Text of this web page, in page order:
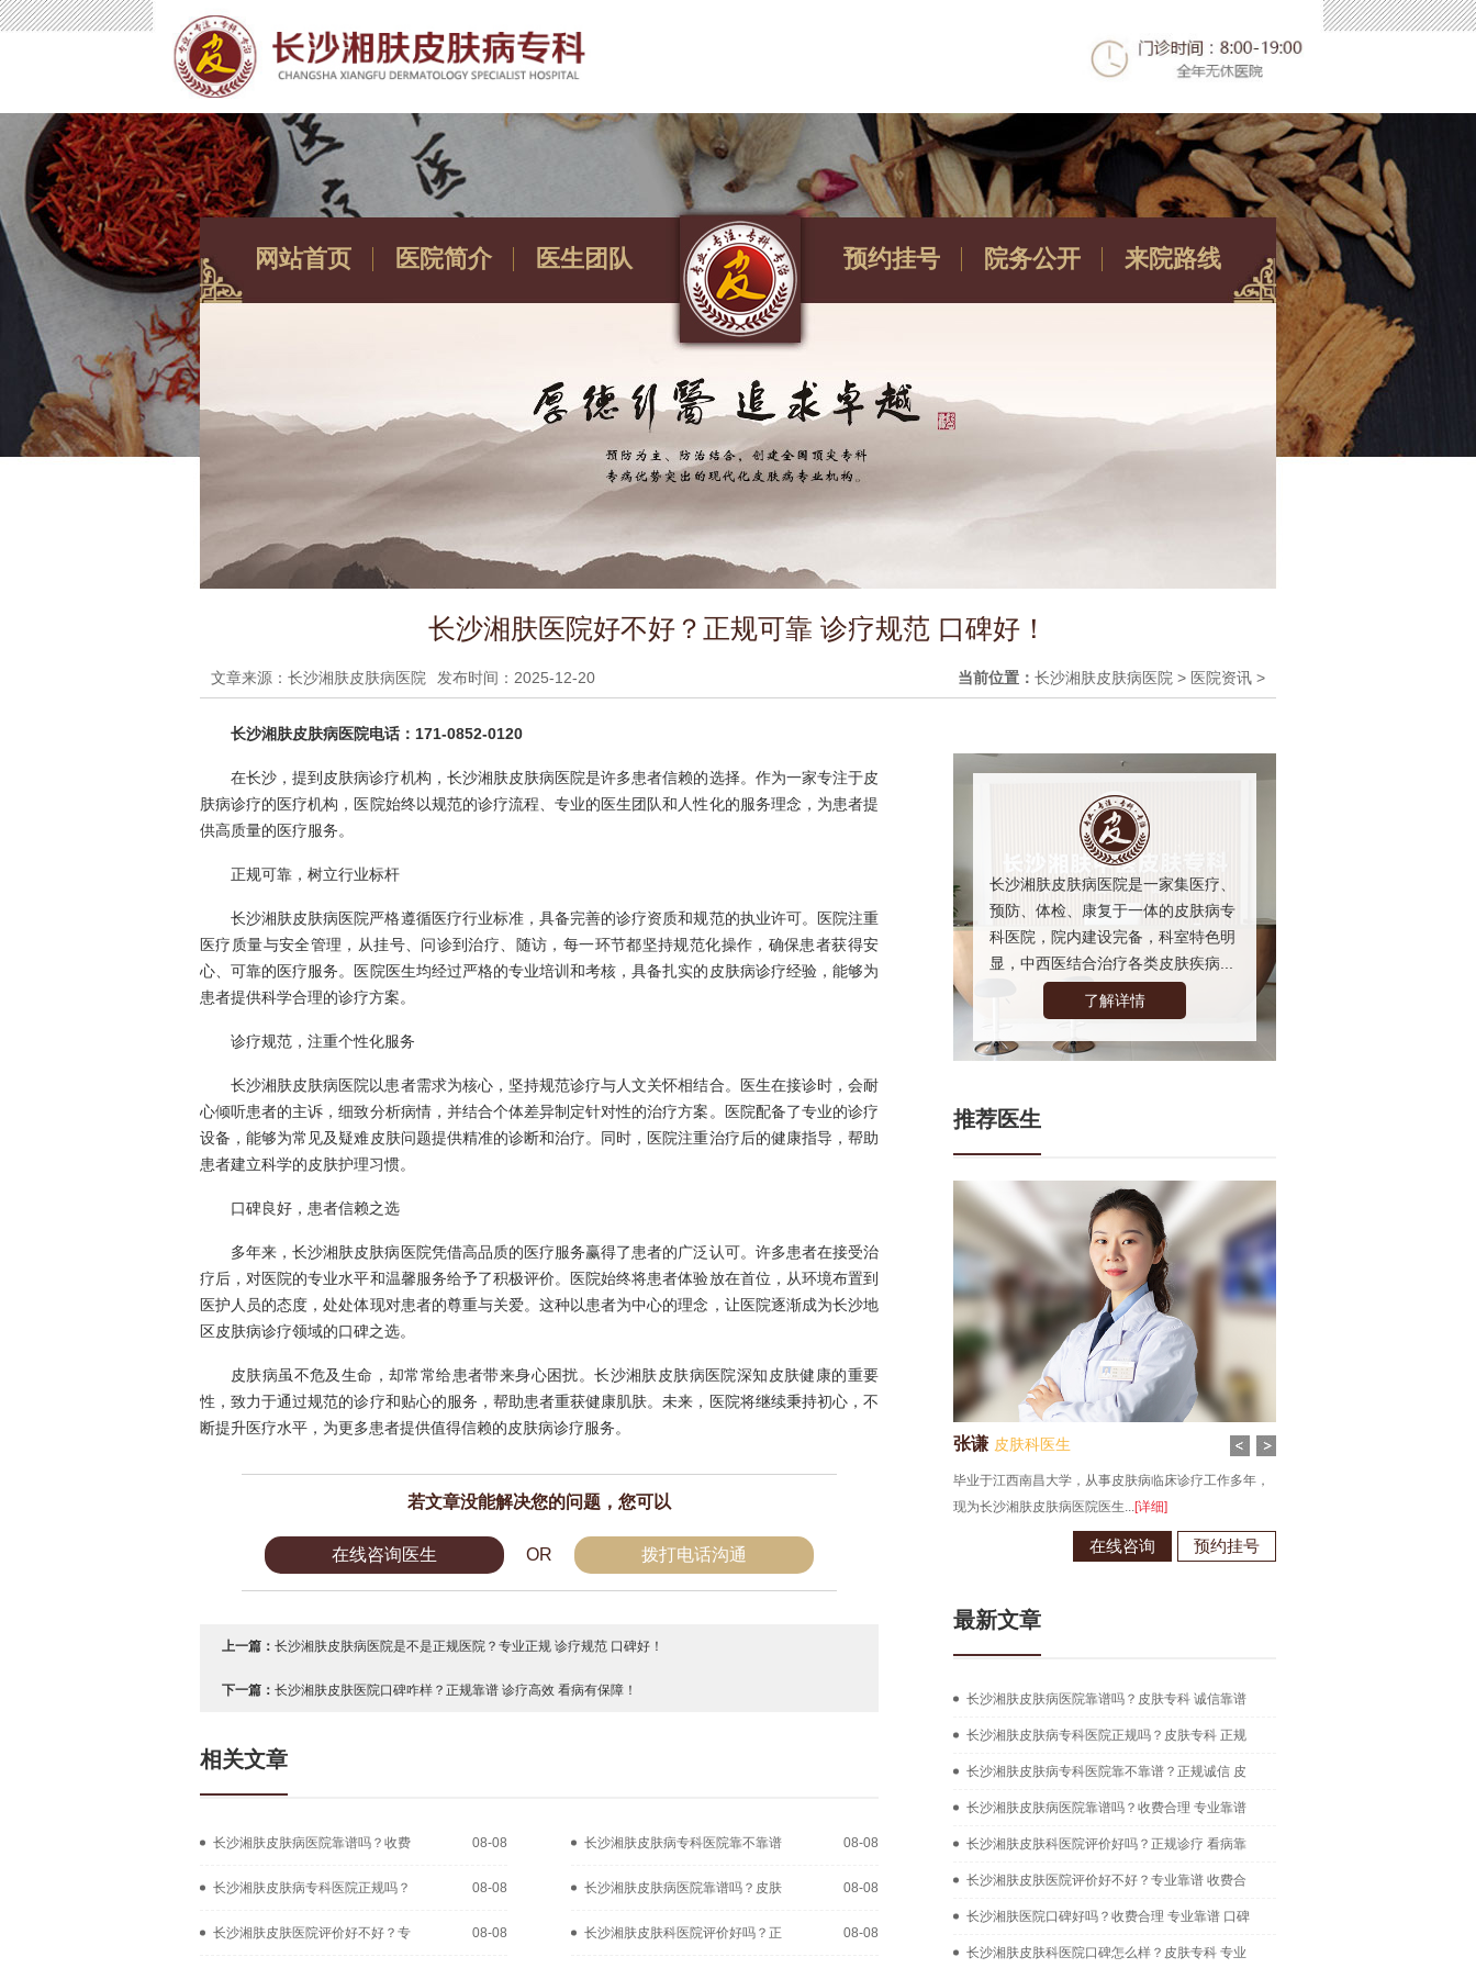
网站首页 医院简介 医生团队 预约挂号 院务公开 来院路线
长沙湘肤医院好不好？正规可靠 诊疗规范 口碑好！
文章来源：长沙湘肤皮肤病医院 发布时间：2025-12-20 当前位置： 长沙湘肤皮肤病医院 > 医院资讯 >
长沙湘肤皮肤病医院电话：171-0852-0120
在长沙，提到皮肤病诊疗机构，长沙湘肤皮肤病医院是许多患者信赖的选择。作为一家专注于皮
肤病诊疗的医疗机构，医院始终以规范的诊疗流程、专业的医生团队和人性化的服务理念，为患者提
供高质量的医疗服务。
正规可靠，树立行业标杆
长沙湘肤皮肤病医院严格遵循医疗行业标准，具备完善的诊疗资质和规范的执业许可。医院注重
医疗质量与安全管理，从挂号、问诊到治疗、随访，每一环节都坚持规范化操作，确保患者获得安
心、可靠的医疗服务。医院医生均经过严格的专业培训和考核，具备扎实的皮肤病诊疗经验，能够为
患者提供科学合理的诊疗方案。
诊疗规范，注重个性化服务
长沙湘肤皮肤病医院以患者需求为核心，坚持规范诊疗与人文关怀相结合。医生在接诊时，会耐
心倾听患者的主诉，细致分析病情，并结合个体差异制定针对性的治疗方案。医院配备了专业的诊疗
设备，能够为常见及疑难皮肤问题提供精准的诊断和治疗。同时，医院注重治疗后的健康指导，帮助
患者建立科学的皮肤护理习惯。
口碑良好，患者信赖之选
多年来，长沙湘肤皮肤病医院凭借高品质的医疗服务赢得了患者的广泛认可。许多患者在接受治
疗后，对医院的专业水平和温馨服务给予了积极评价。医院始终将患者体验放在首位，从环境布置到
医护人员的态度，处处体现对患者的尊重与关爱。这种以患者为中心的理念，让医院逐渐成为长沙地
区皮肤病诊疗领域的口碑之选。
皮肤病虽不危及生命，却常常给患者带来身心困扰。长沙湘肤皮肤病医院深知皮肤健康的重要
性，致力于通过规范的诊疗和贴心的服务，帮助患者重获健康肌肤。未来，医院将继续秉持初心，不
断提升医疗水平，为更多患者提供值得信赖的皮肤病诊疗服务。
若文章没能解决您的问题，您可以
在线咨询医生 OR 拨打电话沟通
上一篇： 长沙湘肤皮肤病医院是不是正规医院？专业正规 诊疗规范 口碑好！
下一篇： 长沙湘肤皮肤医院口碑咋样？正规靠谱 诊疗高效 看病有保障！
相关文章
长沙湘肤皮肤病医院靠谱吗？收费 08-08 长沙湘肤皮肤病专科医院靠不靠谱 08-08
长沙湘肤皮肤病专科医院正规吗？ 08-08 长沙湘肤皮肤病医院靠谱吗？皮肤 08-08
长沙湘肤皮肤医院评价好不好？专 08-08 长沙湘肤皮肤科医院评价好吗？正 08-08
长沙湘肤皮肤病医院是一家集医疗、
预防、体检、康复于一体的皮肤病专
科医院，院内建设完备，科室特色明
显，中西医结合治疗各类皮肤疾病...
了解详情
推荐医生
拥有扎实的中西医结合治疗皮肤疑难...
在线咨询
张谦 皮肤科医生
毕业于江西南昌大学，从事皮肤病临床诊疗工作多年，
现为长沙湘肤皮肤病医院医生...[详细]
在线咨询 预约挂号
最新文章
长沙湘肤皮肤病医院靠谱吗？皮肤专科 诚信靠谱
长沙湘肤皮肤病专科医院正规吗？皮肤专科 正规
长沙湘肤皮肤病专科医院靠不靠谱？正规诚信 皮
长沙湘肤皮肤病医院靠谱吗？收费合理 专业靠谱
长沙湘肤皮肤科医院评价好吗？正规诊疗 看病靠
长沙湘肤皮肤医院评价好不好？专业靠谱 收费合
长沙湘肤医院口碑好吗？收费合理 专业靠谱 口碑
长沙湘肤皮肤科医院口碑怎么样？皮肤专科 专业